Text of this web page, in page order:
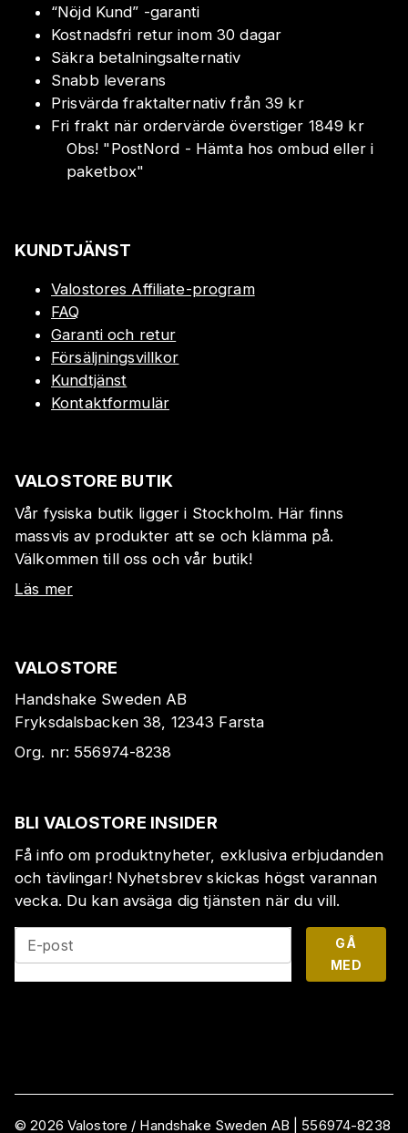
“Nöjd Kund” -garanti
Kostnadsfri retur inom 30 dagar
Säkra betalningsalternativ
Snabb leverans
Prisvärda fraktalternativ från 39 kr
Fri frakt när ordervärde överstiger 1849 kr
Obs! "PostNord - Hämta hos ombud eller i
paketbox"
KUNDTJÄNST
Valostores Affiliate-program
FAQ
Garanti och retur
Försäljningsvillkor
Kundtjänst
Kontaktformulär
VALOSTORE BUTIK
Vår fysiska butik ligger i Stockholm. Här finns
massvis av produkter att se och klämma på.
Välkommen till oss och vår butik!
Läs mer
VALOSTORE
Handshake Sweden AB
Fryksdalsbacken 38, 12343 Farsta
Org. nr: 556974-8238
BLI VALOSTORE INSIDER
Få info om produktnyheter, exklusiva erbjudanden
och tävlingar! Nyhetsbrev skickas högst varannan
vecka. Du kan avsäga dig tjänsten när du vill.
E-post
GÅ
MED
©2026 Valostore / Handshake Sweden AB 556974-8238